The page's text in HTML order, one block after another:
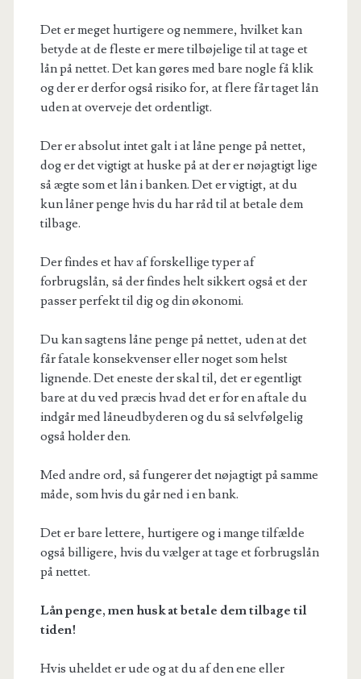
Det er meget hurtigere og nemmere, hvilket kan
betyde at de fleste er mere tilbøjelige til at tage et
lån på nettet. Det kan gøres med bare nogle få klik
og der er derfor også risiko for, at flere får taget lån
uden at overveje det ordentligt.
Der er absolut intet galt i at låne penge på nettet,
dog er det vigtigt at huske på at der er nøjagtigt lige
så ægte som et lån i banken. Det er vigtigt, at du
kun låner penge hvis du har råd til at betale dem
tilbage.
Der findes et hav af forskellige typer af
forbrugslån, så der findes helt sikkert også et der
passer perfekt til dig og din økonomi.
Du kan sagtens låne penge på nettet, uden at det
får fatale konsekvenser eller noget som helst
lignende. Det eneste der skal til, det er egentligt
bare at du ved præcis hvad det er for en aftale du
indgår med låneudbyderen og du så selvfølgelig
også holder den.
Med andre ord, så fungerer det nøjagtigt på samme
måde, som hvis du går ned i en bank.
Det er bare lettere, hurtigere og i mange tilfælde
også billigere, hvis du vælger at tage et forbrugslån
på nettet.
Lån penge, men husk at betale dem tilbage til
tiden!
Hvis uheldet er ude og at du af den ene eller